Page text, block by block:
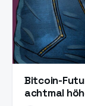
Bitcoin-
achtmal